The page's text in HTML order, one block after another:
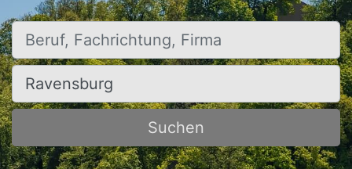
Beruf, Fachrichtung, Firma
Ort, Stadt
Suchen